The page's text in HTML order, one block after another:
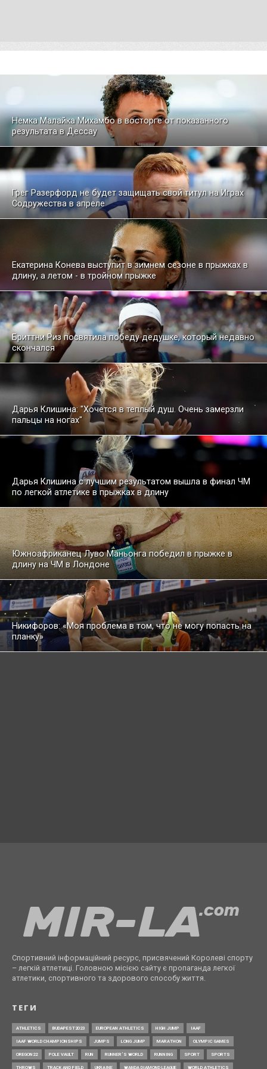
Немка Малайка Михамбо в восторге от показанного
результата в Дессау
Грег Разерфорд не будет защищать свой титул на Играх
Содружества в апреле
Екатерина Конева выступит в зимнем сезоне в прыжках в
длину, а летом - в тройном прыжке
Бриттни Риз посвятила победу дедушке, который недавно
скончался
Дарья Клишина: "Хочется в теплый душ. Очень замерзли
пальцы на ногах"
Дарья Клишина с лучшим результатом вышла в финал ЧМ
по легкой атлетике в прыжках в длину
Южноафриканец Луво Маньонга победил в прыжке в
длину на ЧМ в Лондоне
Никифоров: «Моя проблема в том, что не могу попасть на
планку»
Спортивний інформаційний ресурс, присвячений Королеві спорту
– легкій атлетиці. Головною місією сайту є пропаганда легкої
атлетики, спортивного та здорового способу життя.
ТЕГИ
ATHLETICS BUDAPEST2023 EUROPEAN ATHLETICS HIGH JUMP IAAF
IAAF WORLD CHAMPIONSHIPS JUMPS LONG JUMP MARATHON OLYMPIC GAMES
OREGON22 POLE VAULT RUN RUNNER’S WORLD RUNNING SPORT SPORTS
THROWS TRACK AND FIELD UKRAINE WANDA DIAMOND LEAGUE WORLD ATHLETICS